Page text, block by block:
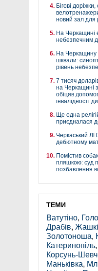
Бігові
новий зал для
На Черкащині
небезпечним
На Черкащину
шквали:
рівень
7 тисяч
на Черкащині
обіцяв
інвалідності
Ще одна
приєдналася
Черкаський
дебютному
Помістив
пляшкою: суд
позбавлення
ТЕМИ
Ватутіно,
Драбів,
Золотоноша,
Катеринопіль,
Корсунь-
Маньківка,